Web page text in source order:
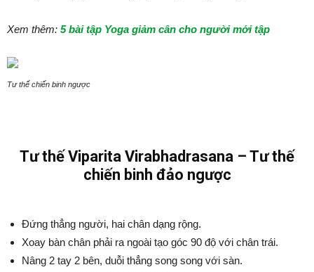
Xem thêm: 5 bài tập Yoga giảm cân cho người mới tập
Tư thế chiến binh ngược
Tư thế Viparita Virabhadrasana – Tư thế
chiến binh đảo ngược
Đứng thẳng người, hai chân dạng rộng.
Xoay bàn chân phải ra ngoài tạo góc 90 độ với chân trái.
Nâng 2 tay 2 bên, duỗi thẳng song song với sàn.